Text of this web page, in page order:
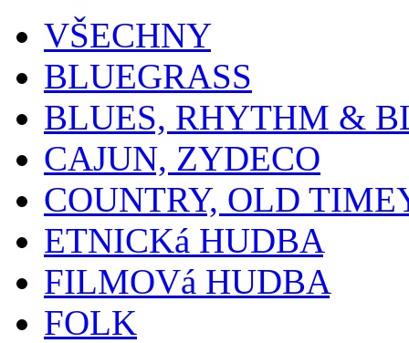
VŠECHNY
BLUEGRASS
BLUES, RHYTHM &
CAJUN, ZYDECO
COUNTRY, OLD
ETNICKá HUDBA
FILMOVá HUDBA
FOLK